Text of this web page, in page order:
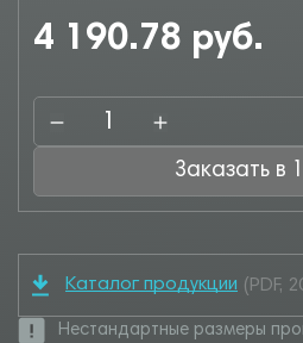
4 190.78 руб.
Каталог продукции (PDF,
Нестандартные размеры